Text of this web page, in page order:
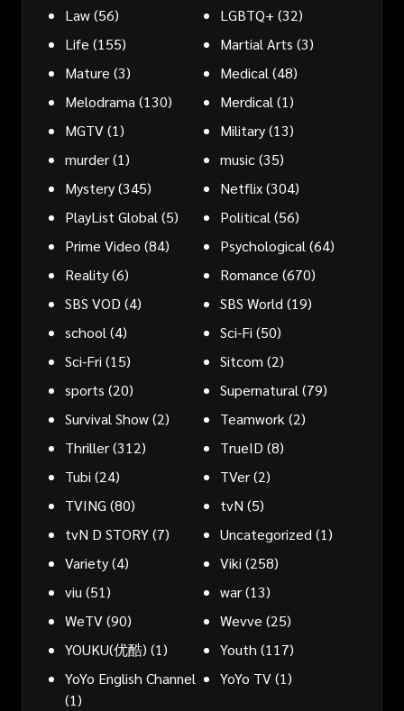
Law(56) LGBTQ+ (32)
Life (155) Martial Arts (3)
Mature (3) Medical(48)
Melodrama(130) Merdical(1)
MGTV(1) Military(13)
murder(1) music(35)
Mystery(345) Netflix(304)
PlayList Global(5) Political(56)
Prime Video (84) Psychological(64)
Reality(6) Romance (670)
SBS VOD (4) SBS World(19)
school(4) Sci-Fi (50)
Sci-Fri (15) Sitcom (2)
sports (20) Supernatural(79)
Survival Show(2) Teamwork(2)
Thriller(312) TrueID (8)
Tubi (24) TVer(2)
TVING (80) tvN (5)
tvN D STORY(7) Uncategorized(1)
Variety(4) Viki (258)
viu(51) war(13)
WeTV(90) Wevve (25)
YOUKU(优酷) (1) Youth (117)
YoYo English Channel
(1)
YoYo TV(1)